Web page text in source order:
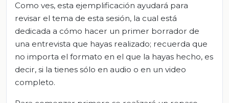
Como ves, esta ejemplificación ayudará para
revisar el tema de esta sesión, la cual está
dedicada a cómo hacer un primer borrador de
una entrevista que hayas realizado; recuerda que
no importa el formato en el que la hayas hecho, es
decir, si la tienes sólo en audio o en un video
completo.